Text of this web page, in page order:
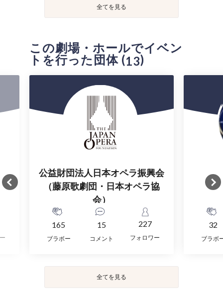
全てを見る
この劇場・ホールでイベン
トを行った団体 (13)
公益財団法人日本オペラ振興会
（藤原歌劇団・日本オペラ協
会）
165
ブラボー
15
コメント
227
フォロワー
32
ブラボ
全てを見る